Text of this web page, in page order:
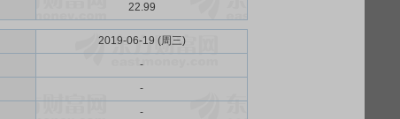
22.99
2019-06-19 (周三)
-
-
-